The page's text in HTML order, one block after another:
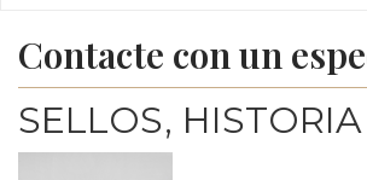
Contacte con un
SELLOS,